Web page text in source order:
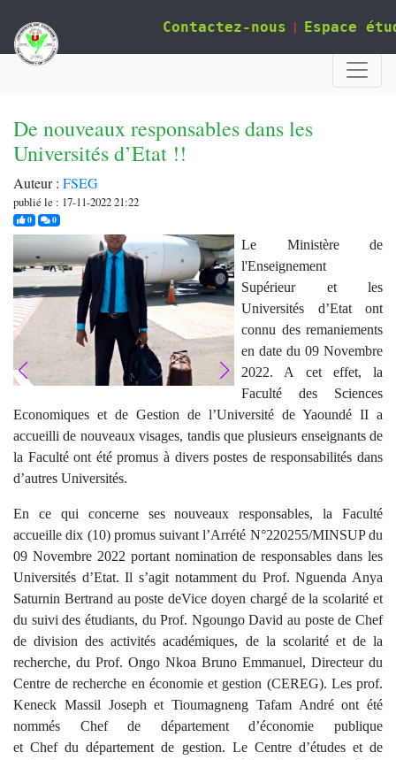
Contactez-nous | Espace
De nouveaux responsables dans les
Universités d’Etat !!
Auteur : FSEG
publié le : 17-11-2022 21:22
0j'aime0commentaires
Le Ministère de
l'Enseignement
Supérieur et les
Universités d’Etat ont
connu des remaniements
en date du 09 Novembre
2022. A cet effet, la
Faculté des Sciences
Economiques et de Gestion de l’Université de Yaoundé II a
accueilli de nouveaux visages, tandis que plusieurs enseignants de
la Faculté ont été promus à divers postes de responsabilités dans
d’autres Universités.
En ce qui concerne ses nouveaux responsables, la Faculté
accueille dix (10) promus suivant l’Arrété N°220255/MINSUP du
09 Novembre 2022 portant nomination de responsables dans les
Universités d’Etat. Il s’agit notamment du Prof. Nguenda Anya
Saturnin Bertrand au poste deVice doyen chargé de la scolarité et
du suivi des étudiants, du Prof. Ngoungo David au poste de Chef
de division des activités académiques, de la scolarité et de la
recherche, du Prof. Ongo Nkoa Bruno Emmanuel, Directeur du
Centre de recherche en économie et gestion (CEREG). Les prof.
Keneck Massil Joseph et Tioumagneng Tafam André ont été
nommés Chef de département d’économie publique
et Chef du département de gestion. Le Centre d’études et de